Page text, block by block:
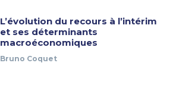
L’évolution du recours à l’intérim
et ses déterminants
macroéconomiques
Bruno Coquet